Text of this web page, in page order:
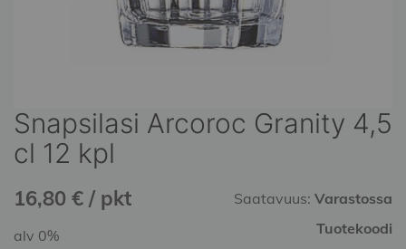
Snapsilasi Arcoroc Granity 4,5
cl 12 kpl
16,80 € / pkt Saatavuus: Varastossa
Tuotekoodi
alv 0%
Skip
to
the
of
images